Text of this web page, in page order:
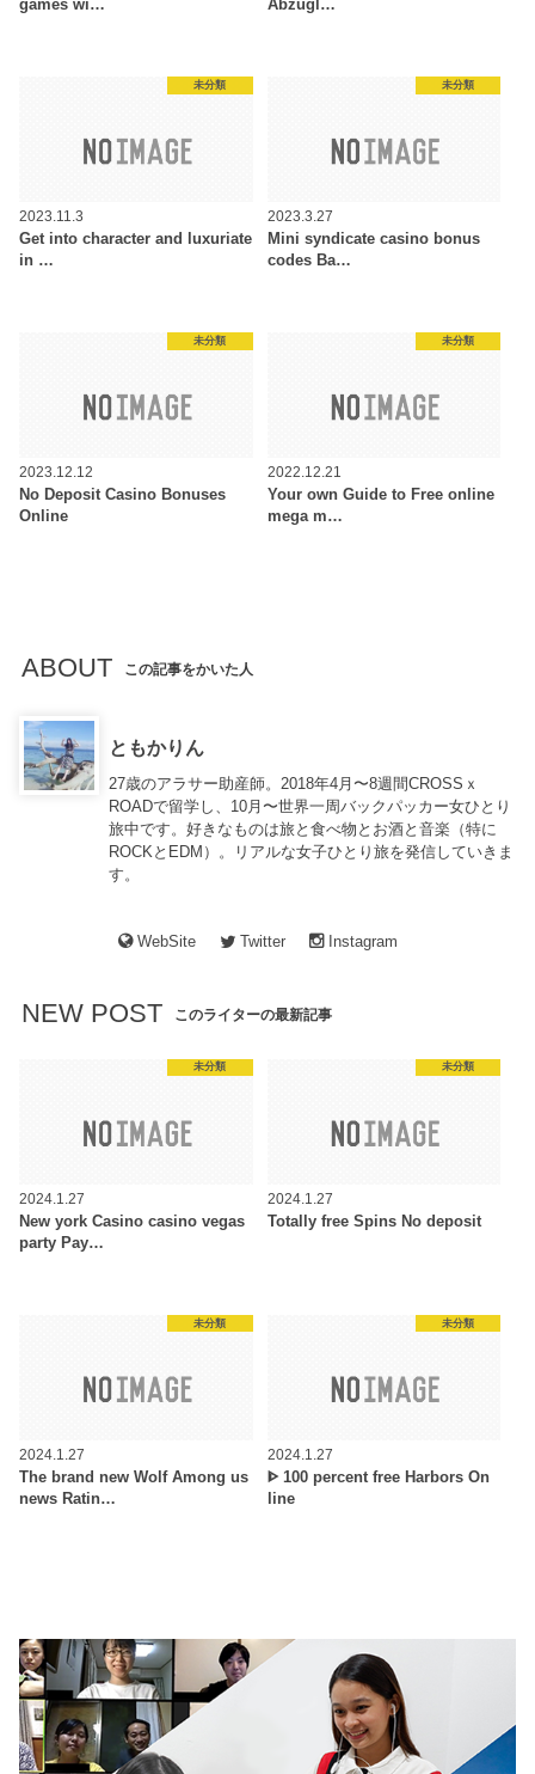
games wi… Abzügl…
未分類
2023.11.3
Get into character and luxuriate
in …
未分類
2023.3.27
Mini syndicate casino bonus
codes Ba…
未分類
2023.12.12
No Deposit Casino Bonuses
Online
未分類
2022.12.21
Your own Guide to Free online
mega m…
ABOUT この記事をかいた人
ともかりん
27歳のアラサー助産師。2018年4月〜8週間CROSSｘ
ROADで留学し、10月〜世界一周バックパッカー女ひとり
旅中です。好きなものは旅と食べ物とお酒と音楽（特に
ROCKとEDM）。リアルな女子ひとり旅を発信していきま
す。
WebSite Twitter Instagram
NEW POST このライターの最新記事
未分類
2024.1.27
New york Casino casino vegas
party Pay…
未分類
2024.1.27
Totally free Spins No deposit
未分類
2024.1.27
The brand new Wolf Among us
news Ratin…
未分類
2024.1.27
ᐈ 100 percent free Harbors On
line